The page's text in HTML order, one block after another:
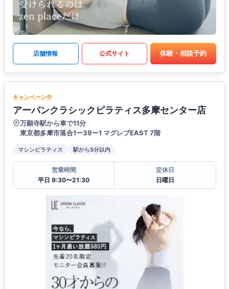
店舗情報 公式サイト 体験・相談予約
キャンペーン中
アーバンクラシックピラティス多摩センター店
万願寺駅から車で11分
東京都多摩市落合1ー39ー1 マグレブEAST 7階
マシンピラティス 駅から5分以内
営業時間
平日 9:30〜21:30
定休日
日曜日